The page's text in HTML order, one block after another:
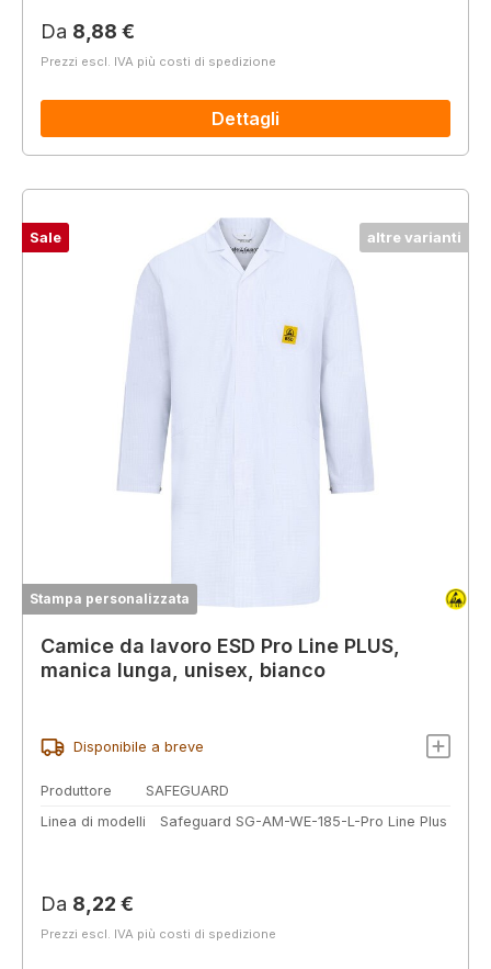
Prezzo normale:
Da 8,88 €
Prezzi escl. IVA più costi di spedizione
Dettagli
altre varianti
Sale
Stampa personalizzata
Camice da lavoro ESD Pro Line PLUS,
manica lunga, unisex, bianco
Disponibile a breve
Produttore
SAFEGUARD
Linea di modelli
Safeguard SG-AM-WE-185-L-Pro Line Plus
Prezzo normale:
Da 8,22 €
Prezzi escl. IVA più costi di spedizione